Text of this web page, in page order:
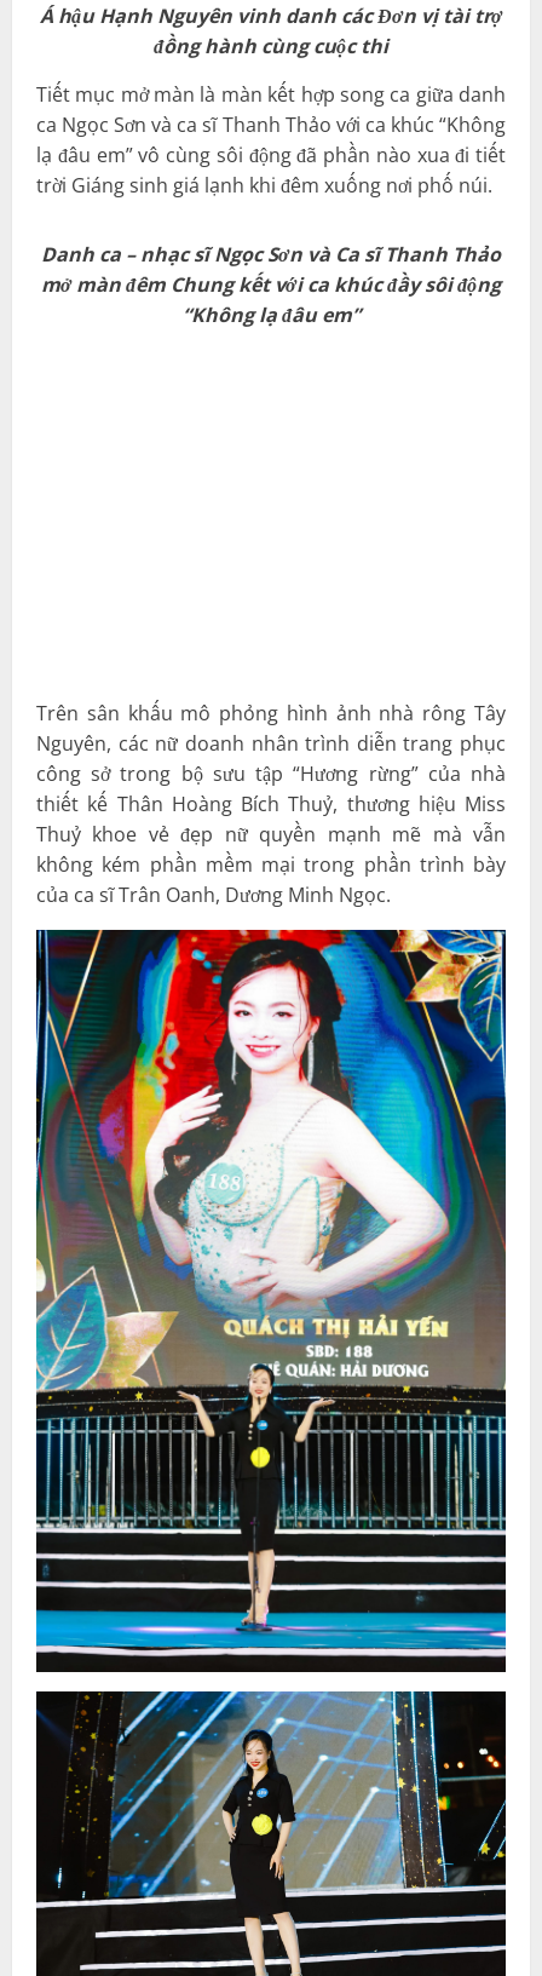
Á hậu Hạnh Nguyên vinh danh các Đơn vị tài trợ
đồng hành cùng cuộc thi
Tiết mục mở màn là màn kết hợp song ca giữa danh
ca Ngọc Sơn và ca sĩ Thanh Thảo với ca khúc “Không
lạ đâu em” vô cùng sôi động đã phần nào xua đi tiết
trời Giáng sinh giá lạnh khi đêm xuống nơi phố núi.
Danh ca – nhạc sĩ Ngọc Sơn và Ca sĩ Thanh Thảo
mở màn đêm Chung kết với ca khúc đầy sôi động
“Không lạ đâu em”
Trên sân khấu mô phỏng hình ảnh nhà rông Tây
Nguyên, các nữ doanh nhân trình diễn trang phục
công sở trong bộ sưu tập “Hương rừng” của nhà
thiết kế Thân Hoàng Bích Thuỷ, thương hiệu Miss
Thuỷ khoe vẻ đẹp nữ quyền mạnh mẽ mà vẫn
không kém phần mềm mại trong phần trình bày
của ca sĩ Trân Oanh, Dương Minh Ngọc.